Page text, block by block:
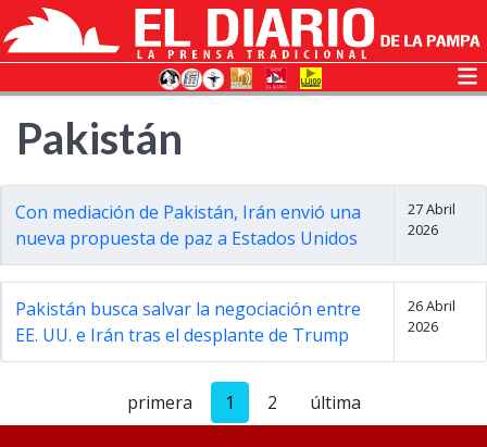
Pakistán
Con mediación de Pakistán, Irán envió una
nueva propuesta de paz a Estados Unidos
27 Abril
2026
Pakistán busca salvar la negociación entre
EE. UU. e Irán tras el desplante de Trump
26 Abril
2026
primera 1 2 última